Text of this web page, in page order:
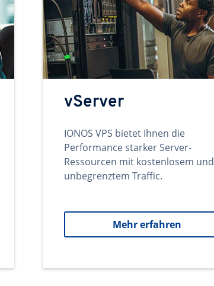
vServer
IONOS VPS bietet Ihnen die
Performance starker Server-
Ressourcen mit kostenlosem und
unbegrenztem Traffic.
Mehr erfahren